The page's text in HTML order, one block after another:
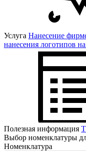
Услуга Нанесение
нанесения логотипов
Полезная информация
Выбор номенклатуры
Номенклатура